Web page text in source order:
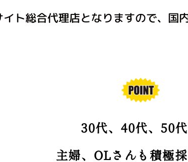
ト総合代理店となりますので、国
30代、40代、50
主婦、OLさんも積極採